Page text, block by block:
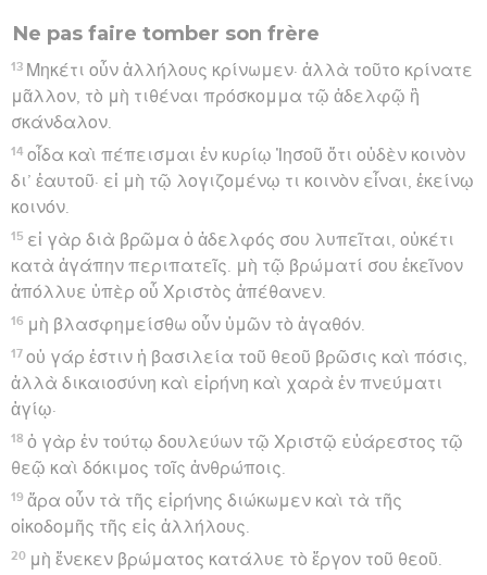
Ne pas faire tomber son frère
13 Μηκέτι οὖν ἀλλήλους κρίνωμεν· ἀλλὰ τοῦτο κρίνατε
μᾶλλον, τὸ μὴ τιθέναι πρόσκομμα τῷ ἀδελφῷ ἢ
σκάνδαλον.
14 οἶδα καὶ πέπεισμαι ἐν κυρίῳ Ἰησοῦ ὅτι οὐδὲν κοινὸν
δι’ ἑαυτοῦ· εἰ μὴ τῷ λογιζομένῳ τι κοινὸν εἶναι, ἐκείνῳ
κοινόν.
15 εἰ γὰρ διὰ βρῶμα ὁ ἀδελφός σου λυπεῖται, οὐκέτι
κατὰ ἀγάπην περιπατεῖς. μὴ τῷ βρώματί σου ἐκεῖνον
ἀπόλλυε ὑπὲρ οὗ Χριστὸς ἀπέθανεν.
16 μὴ βλασφημείσθω οὖν ὑμῶν τὸ ἀγαθόν.
17 οὐ γάρ ἐστιν ἡ βασιλεία τοῦ θεοῦ βρῶσις καὶ πόσις,
ἀλλὰ δικαιοσύνη καὶ εἰρήνη καὶ χαρὰ ἐν πνεύματι
ἁγίῳ·
18 ὁ γὰρ ἐν τούτῳ δουλεύων τῷ Χριστῷ εὐάρεστος τῷ
θεῷ καὶ δόκιμος τοῖς ἀνθρώποις.
19 ἄρα οὖν τὰ τῆς εἰρήνης διώκωμεν καὶ τὰ τῆς
οἰκοδομῆς τῆς εἰς ἀλλήλους.
20 μὴ ἕνεκεν βρώματος κατάλυε τὸ ἔργον τοῦ θεοῦ.